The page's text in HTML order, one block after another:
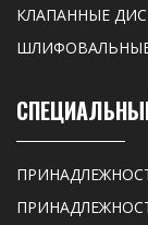
КЛАПАННЫЕ